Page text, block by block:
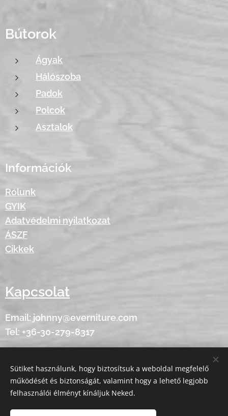
Bútorok
Ágyak
Hálószoba
Padok
Polcok
Asztalok
Információk
Rólunk
GYIK
Adatvédelmi nyilatkozat
ÁSZF
Cikkek
Kapcsolat
Email: johnny@everniture.com
Tel: +36-30-279-8317
Minden jog fenntartva - © 2020 Everniture Sütik
Nyelvek
Sütiket használunk, hogy biztosítsuk a weboldal megfelelő
működését és biztonságát, valamint hogy a lehető legjobb
felhasználói élményt kínáljuk Neked.